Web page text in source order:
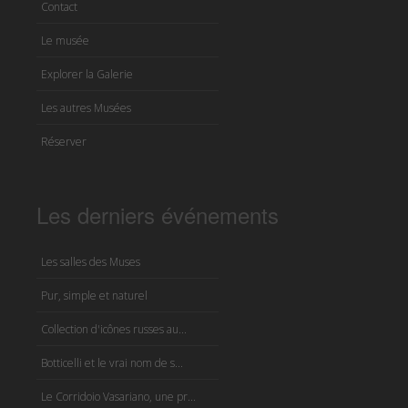
Contact
Le musée
Explorer la Galerie
Les autres Musées
Réserver
Les derniers événements
Les salles des Muses
Pur, simple et naturel
Collection d'icônes russes au...
Botticelli et le vrai nom de s...
Le Corridoio Vasariano, une pr...